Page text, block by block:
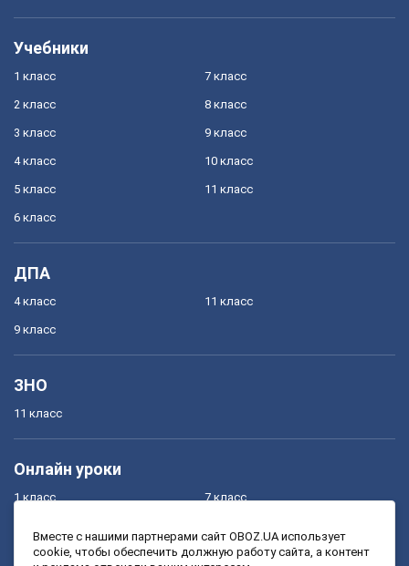
Учебники
1 класс
2 класс
3 класс
4 класс
5 класс
6 класс
7 класс
8 класс
9 класс
10 класс
11 класс
ДПА
4 класс
9 класс
11 класс
ЗНО
11 класс
Онлайн уроки
1 класс
3 класс
7 класс
9 класс
Вместе с нашими партнерами сайт OBOZ.UA использует
cookie, чтобы обеспечить должную работу сайта, а контент